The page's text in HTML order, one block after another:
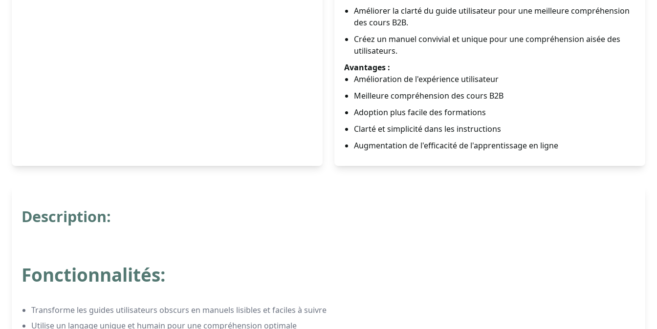
Améliorer la clarté du guide utilisateur pour une meilleure compréhension
des cours B2B.
Créez un manuel convivial et unique pour une compréhension aisée des
utilisateurs.
Avantages :
Amélioration de l'expérience utilisateur
Meilleure compréhension des cours B2B
Adoption plus facile des formations
Clarté et simplicité dans les instructions
Augmentation de l'efficacité de l'apprentissage en ligne
Description:
Fonctionnalités:
Transforme les guides utilisateurs obscurs en manuels lisibles et faciles à suivre
Utilise un langage unique et humain pour une compréhension optimale